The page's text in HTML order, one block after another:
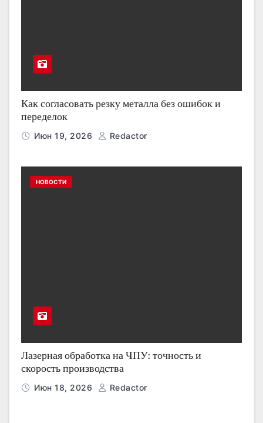
Как согласовать резку металла без ошибок и
переделок
Июн 19, 2026 Redactor
НОВОСТИ
Лазерная обработка на ЧПУ: точность и
скорость производства
Июн 18, 2026 Redactor